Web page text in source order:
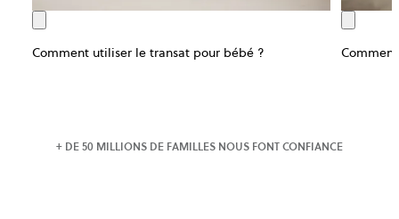
Comment utiliser le transat pour bébé ?
+ DE 50 MILLIONS DE FAMILLES NOUS FONT CONFIANCE